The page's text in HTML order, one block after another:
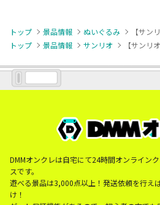
トップ 景品情報 ぬいぐるみ
トップ
景品情報 サンリオ
DMMオンクレは自宅にて24時間オンライン
スです。
遊べる景品は3,000点以上！発送依頼を行え
け！